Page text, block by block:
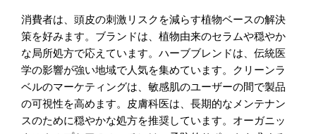
消費者は、頭皮の刺激リスクを減らす植物ベースの解決
策を好みます。ブランドは、植物由来のセラムや穏やか
な局所処方で応えています。ハーブブレンドは、伝統医
学の影響が強い地域で人気を集めています。クリーンラ
ベルのマーケティングは、敏感肌のユーザーの間で製品
の可視性を高めます。皮膚科医は、長期的なメンテナン
スのために穏やかな処方を推奨しています。オーガニッ